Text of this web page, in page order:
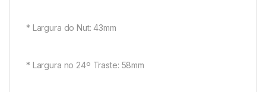
* Largura do Nut: 43mm
* Largura no 24º Traste: 58mm